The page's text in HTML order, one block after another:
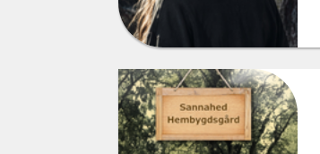
Strömsund
Svedala